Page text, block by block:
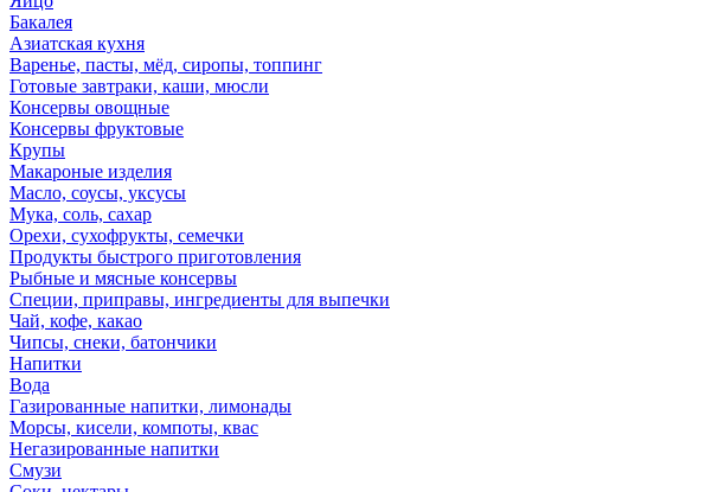
Бакалея
Азиатская кухня
Варенье, пасты, мёд, сиропы, топпинг
Готовые завтраки, каши, мюсли
Консервы овощные
Консервы фруктовые
Крупы
Макароные изделия
Масло, соусы, уксусы
Мука, соль, сахар
Орехи, сухофрукты, семечки
Продукты быстрого приготовления
Рыбные и мясные консервы
Специи, приправы, ингредиенты для выпечки
Чай, кофе, какао
Чипсы, снеки, батончики
Напитки
Вода
Газированные напитки, лимонады
Морсы, кисели, компоты, квас
Негазированные напитки
Смузи